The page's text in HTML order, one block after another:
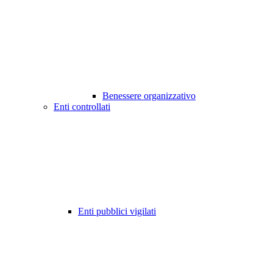
Benessere organizzativo
Enti controllati
Enti pubblici vigilati